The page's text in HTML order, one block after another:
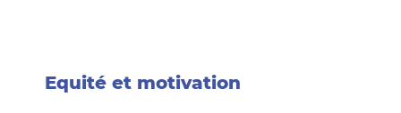
Equité et motivation